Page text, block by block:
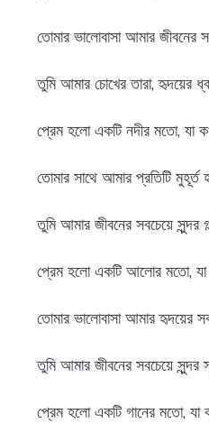
তোমার ভালোবাসা আমার জীবনের
তুমি আমার চোখের তারা, হৃদয়ের
প্রেম হলো একটি নদীর মতো, যা
তোমার সাথে আমার প্রতিটি মুহূর্ত
তুমি আমার জীবনের সবচেয়ে সুন্দর
প্রেম হলো একটি আলোর মতো, যা
তোমার ভালোবাসা আমার হৃদয়ের
তুমি আমার জীবনের সবচেয়ে সুন্দর
প্রেম হলো একটি গানের মতো, যা